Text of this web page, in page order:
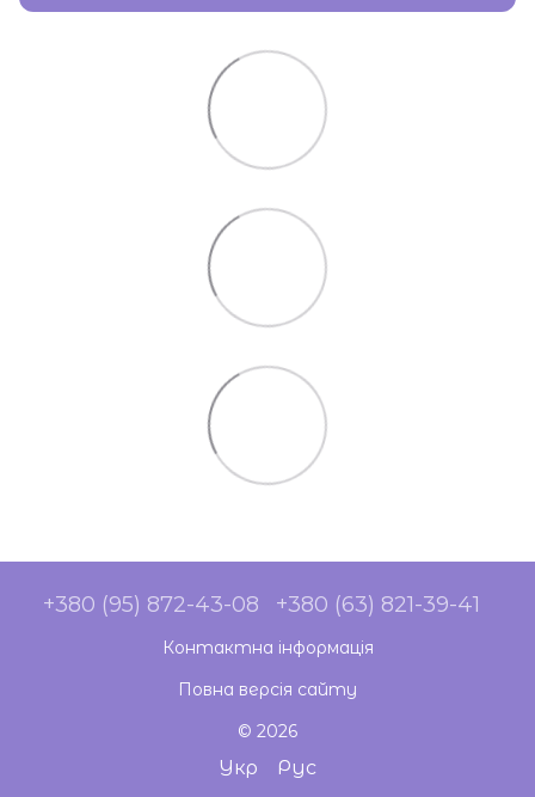
+380 (95) 872-43-08 +380 (63) 821-39-41
Контактна інформація
Повна версія сайту
© 2026
Укр Рус